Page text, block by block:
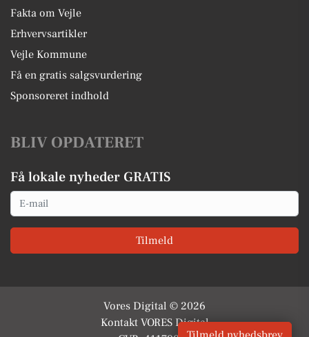
Fakta om Vejle
Erhvervsartikler
Vejle Kommune
Få en gratis salgsvurdering
Sponsoreret indhold
BLIV OPDATERET
Få lokale nyheder GRATIS
Email
Tilmeld
Vores Digital © 2026
Kontakt VORES Digital